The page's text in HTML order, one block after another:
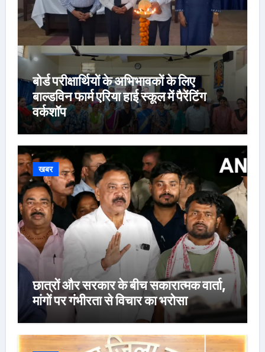
बोर्ड परीक्षार्थियों के अभिभावकों के लिए
बाल्डविन फार्म एरिया हाई स्कूल में पैरेंटिंग
वर्कशॉप
खबर
छात्रों और सरकार के बीच सकारात्मक वार्ता,
मांगों पर गंभीरता से विचार का भरोसा